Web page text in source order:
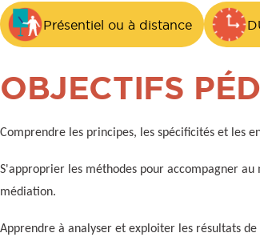
Présentiel ou à distance
OBJECTIFS
Comprendre les principes, les spécificités et les
S'approprier les méthodes pour accompagner au
médiation.
Apprendre à analyser et exploiter les résultats